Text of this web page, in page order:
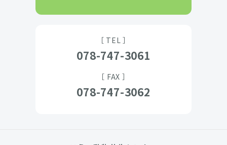
［ TEL ］
078-747-3061
［ FAX ］
078-747-3062